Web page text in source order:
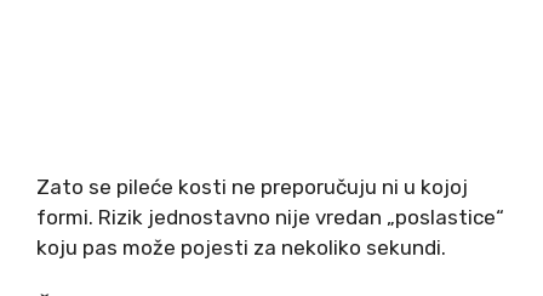
Zato se pileće kosti ne preporučuju ni u kojoj
formi. Rizik jednostavno nije vredan „poslastice“
koju pas može pojesti za nekoliko sekundi.